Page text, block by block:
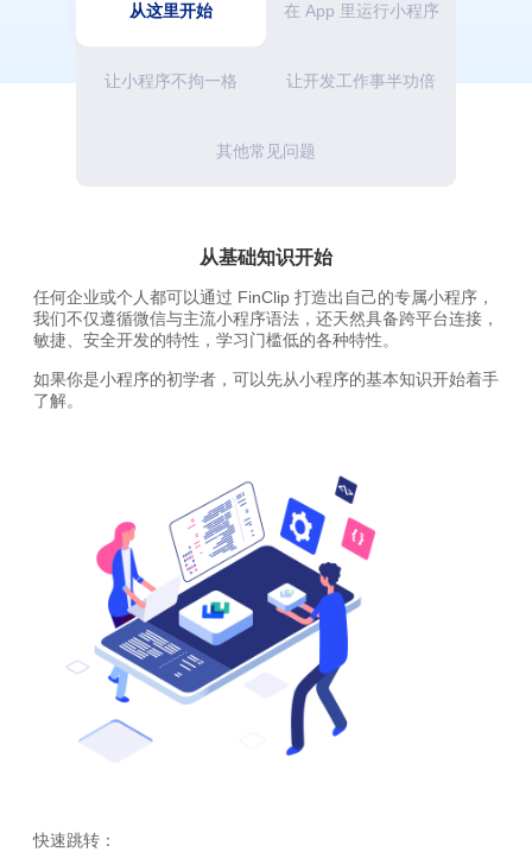
从这里开始 在 App 里运行小程序
让小程序不拘一格 让开发工作事半功倍
其他常见问题
从基础知识开始
任何企业或个人都可以通过 FinClip 打造出自己的专属小程序，
我们不仅遵循微信与主流小程序语法，还天然具备跨平台连接，
敏捷、安全开发的特性，学习门槛低的各种特性。
如果你是小程序的初学者，可以先从小程序的基本知识开始着手
了解。
快速跳转：